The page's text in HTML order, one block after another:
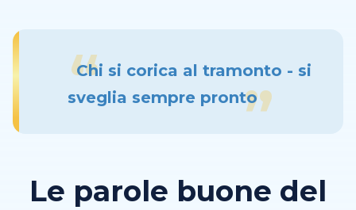
Chi si corica al tramonto - si
sveglia sempre pronto
Le parole buone del